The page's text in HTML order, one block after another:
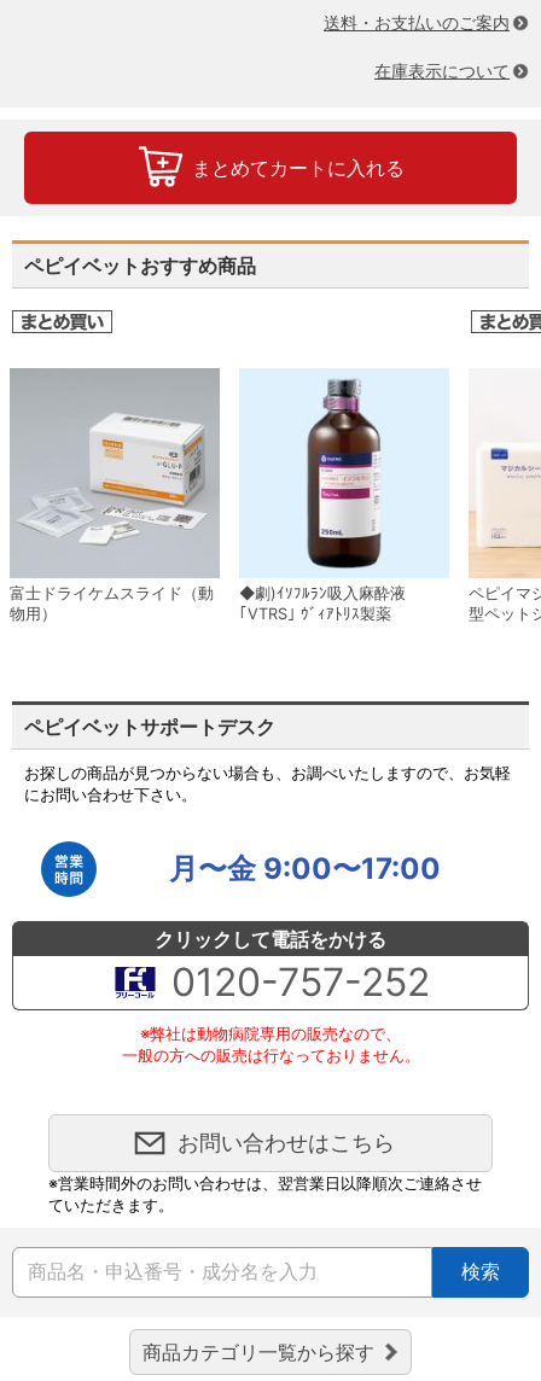
送料・お支払いのご案内
在庫表示について
まとめてカートに入れる
ペピイベットおすすめ商品
富士ドライケムスライド（動
物用）
◆劇)ｲｿﾌﾙﾗﾝ吸入麻酔液
｢VTRS｣ ｳﾞｨｱﾄﾘｽ製薬
ペピイマ
型ペット
ペピイベットサポートデスク
お探しの商品が見つからない場合も、お調べいたしますので、お気軽
にお問い合わせ下さい。
月〜金 9:00〜17:00
クリックして電話をかける
0120-757-252
※弊社は動物病院専用の販売なので、
一般の方への販売は行なっておりません。
お問い合わせはこちら
※営業時間外のお問い合わせは、翌営業日以降順次ご連絡させ
ていただきます。
検索
商品カテゴリ一覧から探す